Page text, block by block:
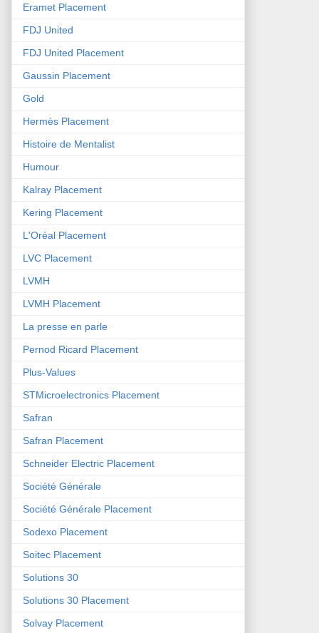
Eramet Placement
FDJ United
FDJ United Placement
Gaussin Placement
Gold
Hermès Placement
Histoire de Mentalist
Humour
Kalray Placement
Kering Placement
L'Oréal Placement
LVC Placement
LVMH
LVMH Placement
La presse en parle
Pernod Ricard Placement
Plus-Values
STMicroelectronics Placement
Safran
Safran Placement
Schneider Electric Placement
Société Générale
Société Générale Placement
Sodexo Placement
Soitec Placement
Solutions 30
Solutions 30 Placement
Solvay Placement